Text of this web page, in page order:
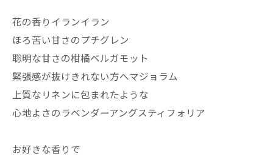
花の香りイランイラン
ほろ苦い甘さのプチグレン
聡明な甘さの柑橘ベルガモット
緊張感が抜けきれない方へマジョラム
上質なリネンに包まれたような
心地よさのラベンダーアングスティフォリア
お好きな香りで